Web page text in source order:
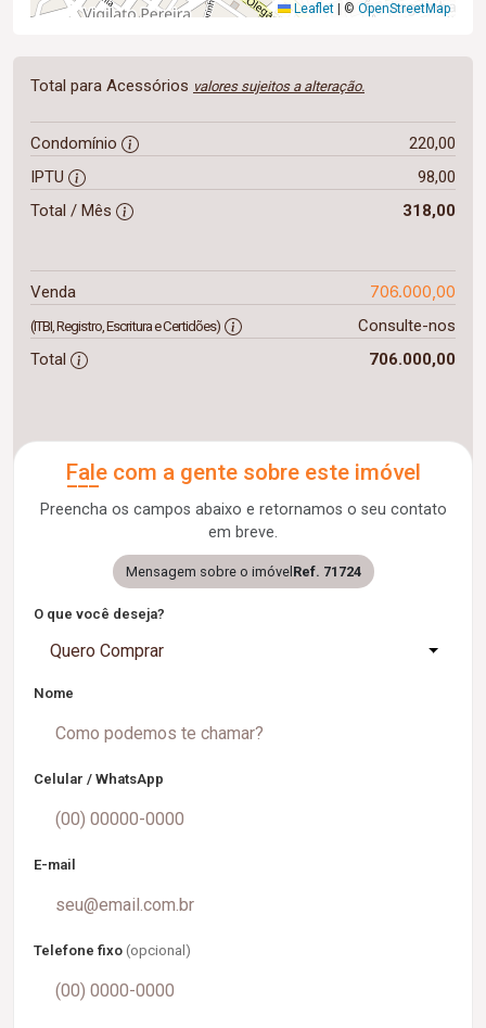
Leaflet © OpenStreetMap
Total para Acessórios valores sujeitos a alteração.
Condomínio
220,00
IPTU
98,00
Total / Mês
318,00
Venda 706.000,00
(ITBI, Registro, Escritura e Certidões)
Consulte-nos
Total
706.000,00
Fale com a gente sobre este imóvel
Preencha os campos abaixo e retornamos o seu contato
em breve.
Mensagem sobre o imóvel Ref. 71724
O que você deseja?
Quero Comprar
Nome
Celular / WhatsApp
E-mail
Telefone fixo (opcional)